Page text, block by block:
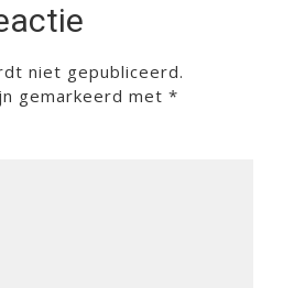
niet gepubliceerd.
gemarkeerd met*